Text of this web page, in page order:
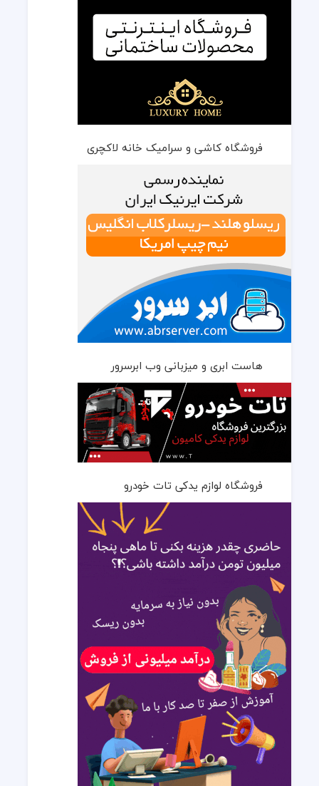
فروشگاه کاشی و سرامیک خانه لاکچری
هاست ابری و میزبانی وب ابرسرور
فروشگاه لوازم یدکی تات خودرو